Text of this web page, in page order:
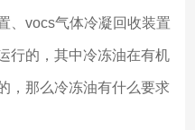
、vocs气体冷凝回收装置
行的，其中冷冻油在有机
，那么冷冻油有什么要求